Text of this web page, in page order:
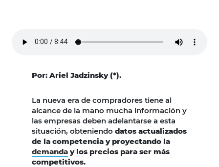
Por: Ariel Jadzinsky (*).
La nueva era de compradores tiene al
alcance de la mano mucha información y
las empresas deben adelantarse a esta
situación, obteniendo datos actualizados
de la competencia y proyectando la
demanda y los precios para ser más
competitivos.